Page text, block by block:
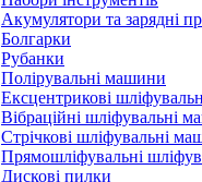
Акумулятори та зарядні
Болгарки
Рубанки
Полірувальні машини
Ексцентрикові
Вібраційні шліфувальні
Стрічкові шліфувальні
Прямошліфувальні
Дискові пилки